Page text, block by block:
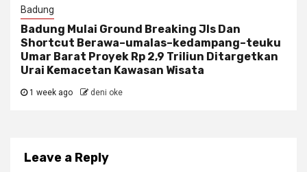
Badung
Badung Mulai Ground Breaking Jls Dan
Shortcut Berawa–umalas–kedampang–teuku
Umar Barat Proyek Rp 2,9 Triliun Ditargetkan
Urai Kemacetan Kawasan Wisata
1 week ago deni oke
Leave a Reply